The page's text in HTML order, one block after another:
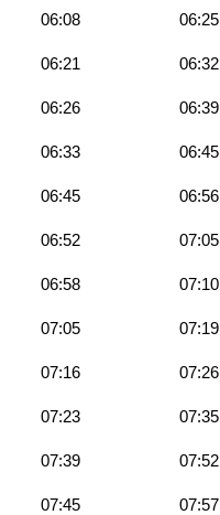
06:08 06:25
06:21 06:32
06:26 06:39
06:33 06:45
06:45 06:56
06:52 07:05
06:58 07:10
07:05 07:19
07:16 07:26
07:23 07:35
07:39 07:52
07:45 07:57